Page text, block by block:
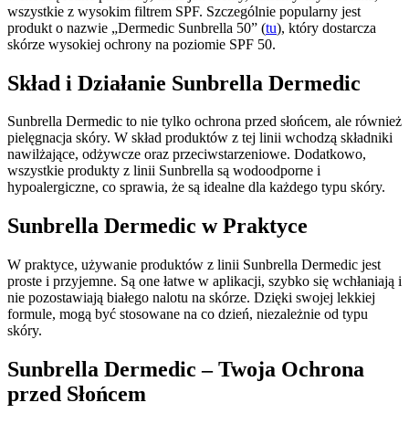
wszystkie z wysokim filtrem SPF. Szczególnie popularny jest
produkt o nazwie „Dermedic Sunbrella 50” (tu), który dostarcza
skórze wysokiej ochrony na poziomie SPF 50.
Skład i Działanie Sunbrella Dermedic
Sunbrella Dermedic to nie tylko ochrona przed słońcem, ale również
pielęgnacja skóry. W skład produktów z tej linii wchodzą składniki
nawilżające, odżywcze oraz przeciwstarzeniowe. Dodatkowo,
wszystkie produkty z linii Sunbrella są wodoodporne i
hypoalergiczne, co sprawia, że są idealne dla każdego typu skóry.
Sunbrella Dermedic w Praktyce
W praktyce, używanie produktów z linii Sunbrella Dermedic jest
proste i przyjemne. Są one łatwe w aplikacji, szybko się wchłaniają i
nie pozostawiają białego nalotu na skórze. Dzięki swojej lekkiej
formule, mogą być stosowane na co dzień, niezależnie od typu
skóry.
Sunbrella Dermedic – Twoja Ochrona
przed Słońcem